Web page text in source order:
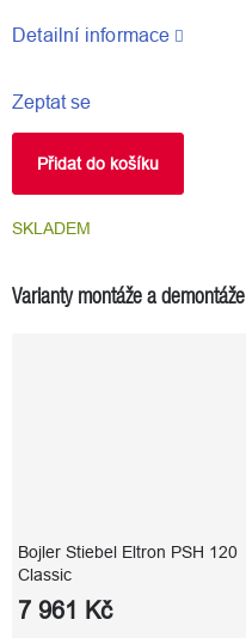
SKLADEM
Přidat do košíku
Detailní informace
Zeptat se
Varianty montáže a demontáže
Bojler Stiebel Eltron PSH 120
Classic
7 961 Kč